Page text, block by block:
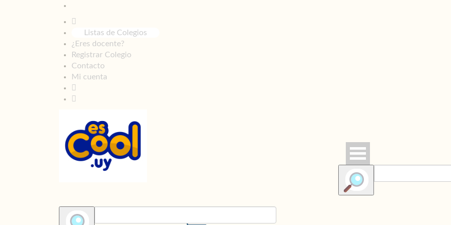
Listas de Colegios
¿Eres docente?
Registrar Colegio
Contacto
Mi cuenta